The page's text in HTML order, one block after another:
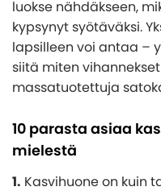
luokse nähdäkseen,
kypsynyt syötäväksi.
lapsilleen voi antaa –
siitä miten
massatuotettuja
10 parasta asiaa
mielestä
1. Kasvihuone on kuin